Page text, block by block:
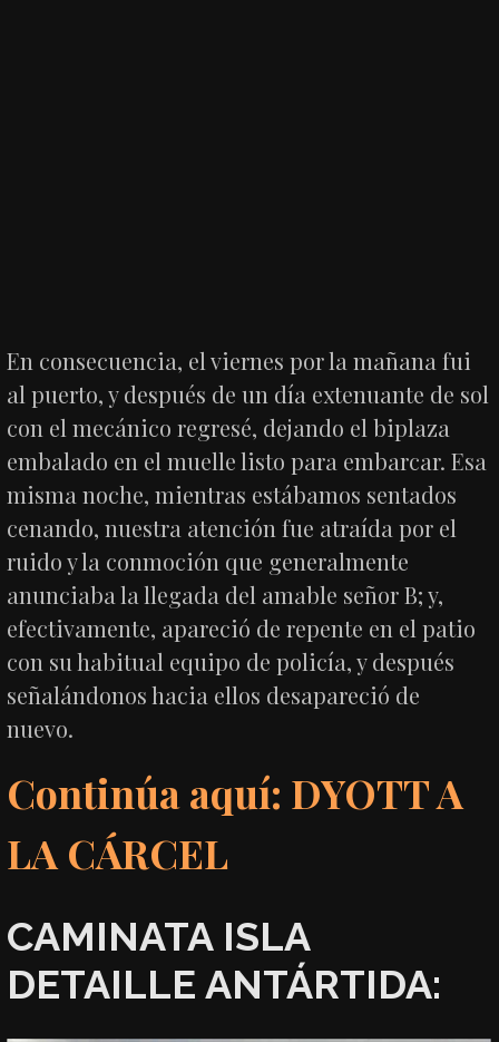
En consecuencia, el viernes por la mañana fui
al puerto, y después de un día extenuante de sol
con el mecánico regresé, dejando el biplaza
embalado en el muelle listo para embarcar. Esa
misma noche, mientras estábamos sentados
cenando, nuestra atención fue atraída por el
ruido y la conmoción que generalmente
anunciaba la llegada del amable señor B; y,
efectivamente, apareció de repente en el patio
con su habitual equipo de policía, y después
señalándonos hacia ellos desapareció de
nuevo.
Continúa aquí: DYOTT A
LA CÁRCEL
CAMINATA ISLA
DETAILLE ANTÁRTIDA: